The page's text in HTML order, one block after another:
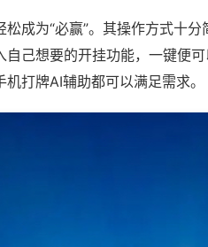
成为“必赢”。其操作方式十
自己想要的开挂功能，一键便
打牌AI辅助都可以满足需求。